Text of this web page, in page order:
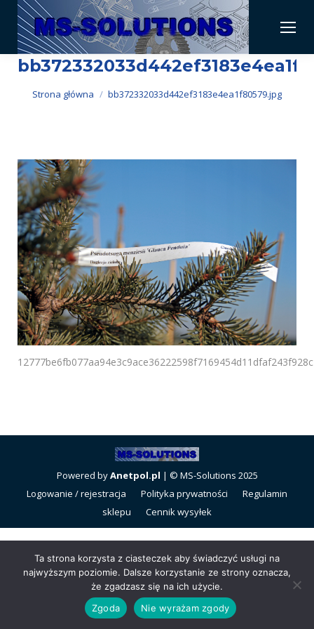
Jesteś tutaj:
Strona główna bb372332033d442ef3183e4ea1f80579.jpg
Powered byAnetpol.pl | © MS-Solutions 2025
Logowanie / rejestracja
Polityka prywatności
Regulamin
sklepu
Cennik wysyłek
Ta strona korzysta z ciasteczek aby świadczyć usługi na
najwyższym poziomie. Dalsze korzystanie ze strony oznacza,
że zgadzasz się na ich użycie.
Zgoda
Nie wyrażam zgody